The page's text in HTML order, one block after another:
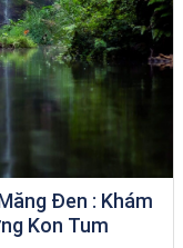
Đen : Khám
Kon Tum